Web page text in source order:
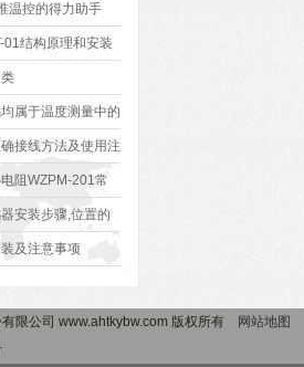
温控的得力助手
01结构原理和安装
属于温度测量中的
接线方法及使用注
阻WZPM-201常
安装步骤,位置的
及注意事项
限公司 www.ahtkybw.com 版权所有 网站地图